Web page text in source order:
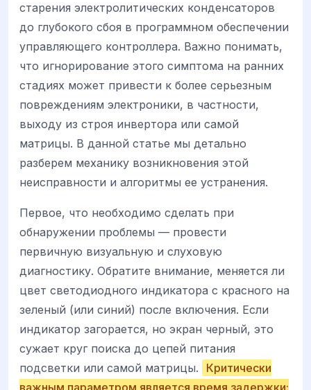
старения электролитических конденсаторов
до глубокого сбоя в программном обеспечении
управляющего контроллера. Важно понимать,
что игнорирование этого симптома на ранних
стадиях может привести к более серьезным
повреждениям электроники, в частности,
выходу из строя инвертора или самой
матрицы. В данной статье мы детально
разберем механику возникновения этой
неисправности и алгоритмы ее устранения.
Первое, что необходимо сделать при
обнаружении проблемы — провести
первичную визуальную и слуховую
диагностику. Обратите внимание, меняется ли
цвет светодиодного индикатора с красного на
зеленый (или синий) после включения. Если
индикатор загорается, но экран черный, это
сужает круг поиска до цепей питания
подсветки или самой матрицы.
Критически